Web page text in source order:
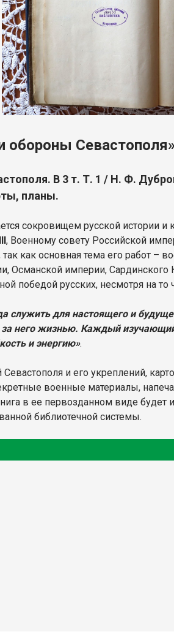
Севастополя»
В 3 т. Т. 1 / Н. Ф.
планы.
сокровищем русской истории
, Военному совету Российской
как основная тема его работ –
Османской империи, Сардинского
победой русских, несмотря на то
служить для настоящего и
него жизнью. Каждый
и энергию».
и его укреплений,
военные материалы,
в ее первозданном виде
библиотечной системы.